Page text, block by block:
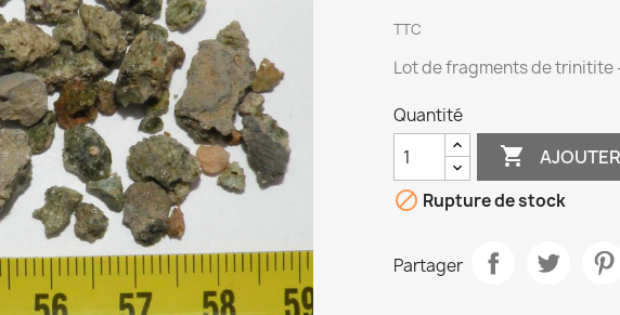
TTC
Lot de fragments de trinitite
Quantité

 Rupture de stock
Partager